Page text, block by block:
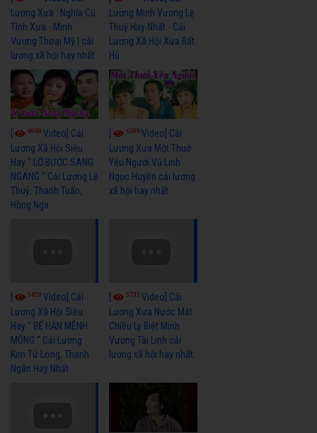
Lương Xưa : Nghĩa Cũ
Tình Xưa - Minh
Vương Thoại Mỹ | cải
lương xã hội hay nhất
Lương Minh Vương Lệ
Thuỷ Hay Nhất - Cải
Lương Xã Hội Xưa Bất
Hủ
6969 Video] Cải
Lương Xã Hội Siêu
Hay " LỠ BƯỚC SANG
NGANG " Cải Lương Lệ
Thuỷ, Thanh Tuấn,
Hồng Nga
6389Video] Cải
Lương Xưa Một Thuở
Yêu Người Vũ Linh
Ngọc Huyền cải lương
xã hội hay nhất
5459 Video] Cải
Lương Xã Hội Siêu
Hay " BỂ HẬN MÊNH
MÔNG " Cải Lương
Kim Tử Long, Thanh
Ngân Hay Nhất
5733Video] Cải
Lương Xưa Nước Mắt
Chiều Ly Biệt Minh
Vương Tài Linh cải
lương xã hội hay nhất